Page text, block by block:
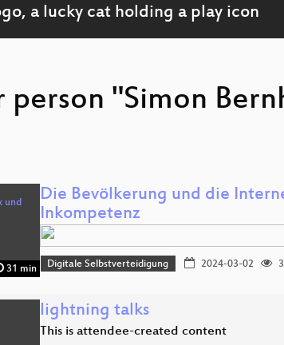
person "Simon
31 min
Die Bevölkerung und die
Inkompetenz
Digitale Selbstverteidigung 2024-03-02
lightning talks
This is attendee-created content